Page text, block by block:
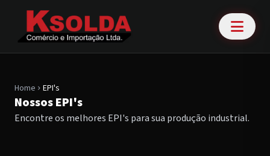
Home chevron_right EPI's
Nossos EPI's
Encontre os melhores EPI's para sua produção industrial.